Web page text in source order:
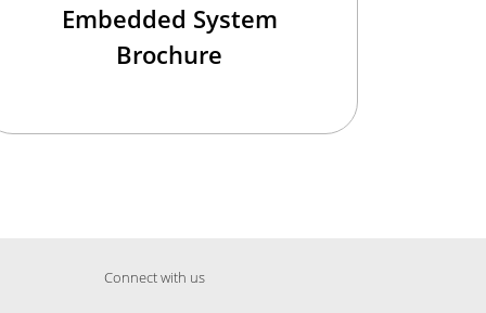
Embedded System
Brochure
Connect with us